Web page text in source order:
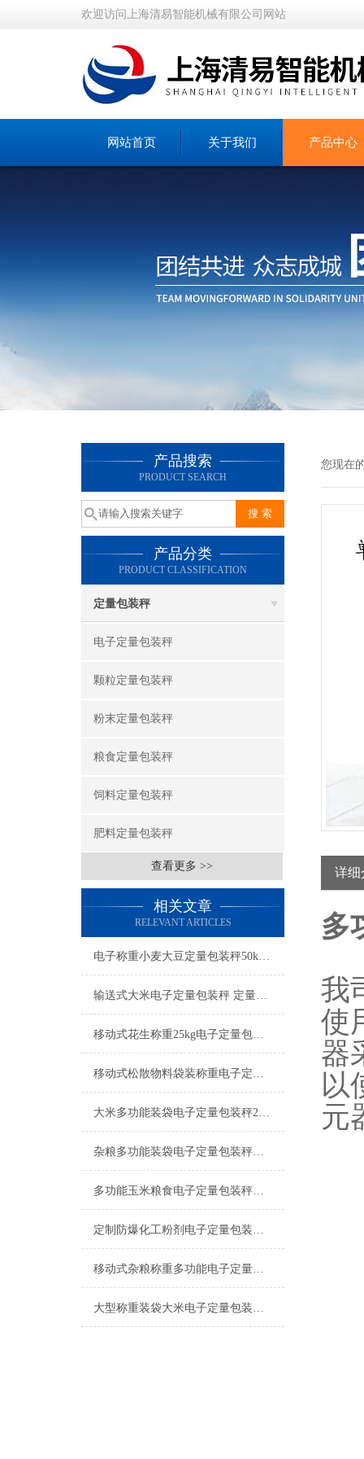
欢迎访问上海清易智能机械有限公司网站
网站首页 关于我们 产品中心
产品搜索
PRODUCT SEARCH
产品分类
PRODUCT CLASSIFICATION
定量包装秤
电子定量包装秤
颗粒定量包装秤
粉末定量包装秤
粮食定量包装秤
饲料定量包装秤
肥料定量包装秤
查看更多 >>
相关文章
RELEVANT ARTICLES
电子称重小麦大豆定量包装秤50kg厂家
输送式大米电子定量包装秤 定量颗粒灌装机厂家
移动式花生称重25kg电子定量包装秤厂家
移动式松散物料袋装称重电子定量包装秤特点
大米多功能装袋电子定量包装秤25公斤价格
杂粮多功能装袋电子定量包装秤厂家
多功能玉米粮食电子定量包装秤生产商
定制防爆化工粉剂电子定量包装秤厂家
移动式杂粮称重多功能电子定量包装秤价格
大型称重装袋大米电子定量包装秤厂家
您现在
详细
多
我
使
器
以
元